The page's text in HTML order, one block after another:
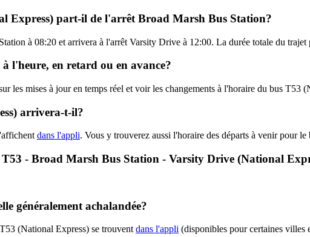
Express) part-il de l'arrêt Broad Marsh Bus Station?
à 08:20 et arrivera à l'arrêt Varsity Drive à 12:00. La durée totale du
l'heure, en retard ou en avance?
les mises à jour en temps réel et voir les changements à l'horaire du bus T53
arrivera-t-il?
dans l'appli. Vous y trouverez aussi l'horaire des départs à venir pour le
- Broad Marsh Bus Station - Varsity Drive (National
généralement achalandée?
(National Express) se trouvent dans l'appli (disponibles pour certaines villes